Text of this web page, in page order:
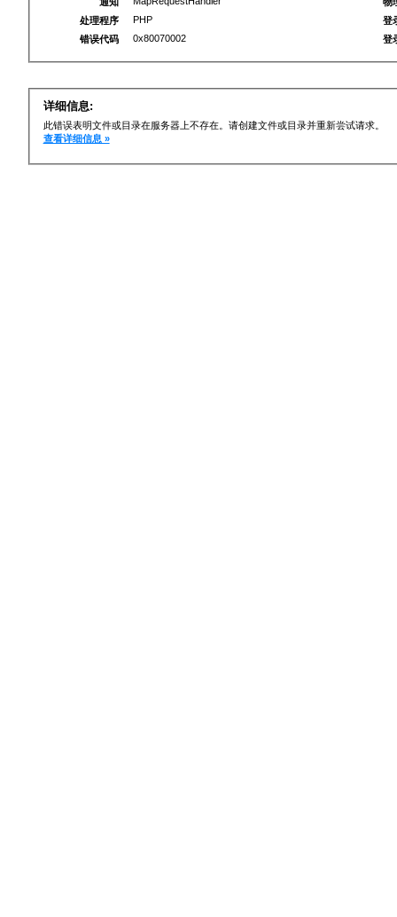
处理程序
PHP
错误代码
0x80070002
登
登
详细信息:
此错误表明文件或目录在服务器上不存在。请创建文件或目录并重新尝试请求。
查看详细信息 »